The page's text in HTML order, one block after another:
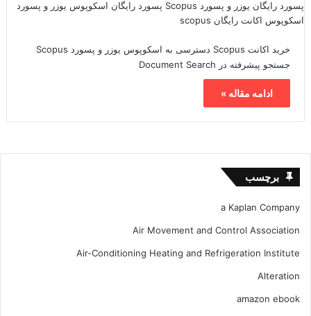
خرید اکانت Scopus دسترسی به اسکوپوس یوزر و پسورد Scopus
جستجو پیشرفته در Document Search
ادامه مقاله »
برچسب
a Kaplan Company
Air Movement and Control Association
Air-Conditioning Heating and Refrigeration Institute
Alteration
amazon ebook